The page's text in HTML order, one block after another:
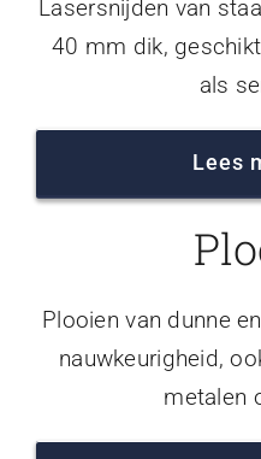
Lasersnijden van
40 mm dik,
als
Lees
Plooien van dunne
nauwkeurigheid,
metalen